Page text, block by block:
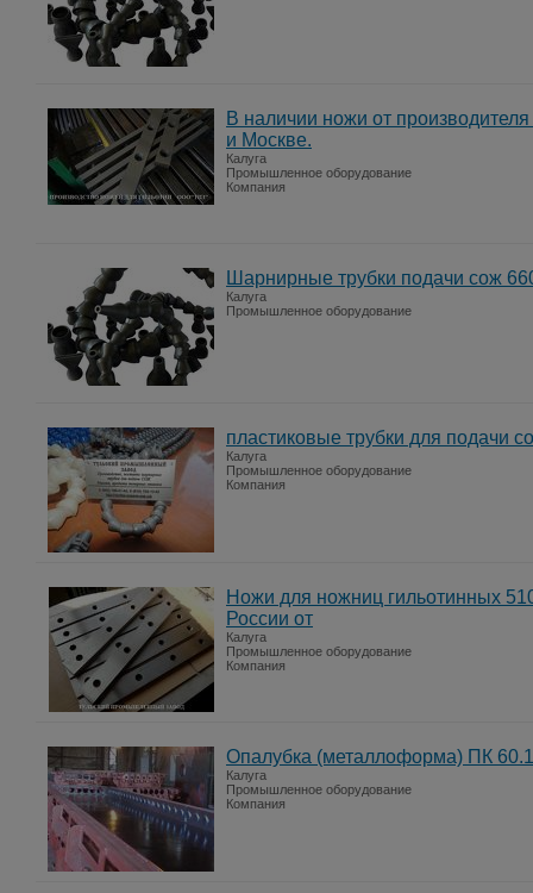
В наличии ножи от
и Москве.
Калуга
Промышленное оборудование
Компания
Шарнирные трубки подачи сож
Калуга
Промышленное оборудование
пластиковые трубки для подачи
Калуга
Промышленное оборудование
Компания
Ножи для ножниц гильотинных
России от
Калуга
Промышленное оборудование
Компания
Опалубка (металлоформа) ПК
Калуга
Промышленное оборудование
Компания